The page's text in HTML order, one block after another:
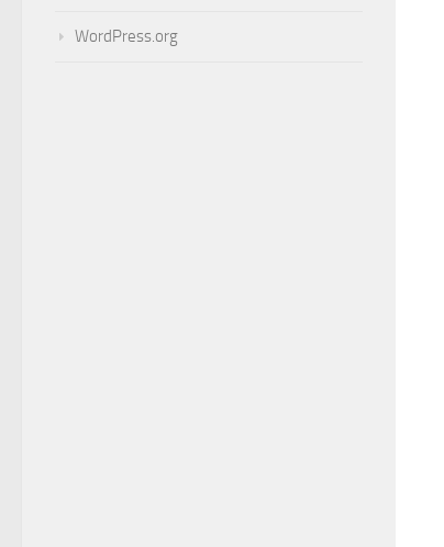
WordPress.org